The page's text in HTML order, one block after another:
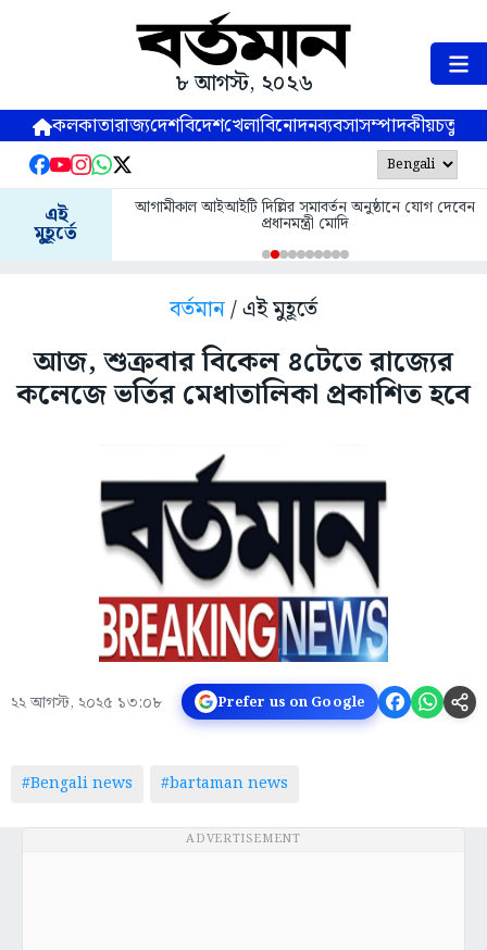
৮ আগস্ট, ২০২৬
কলকাতারাজ্যদেশবিদেশখেলাবিনোদনব্যবসাসম্পাদকীয়
এই
মুহূর্তে
আগামীকাল আইআইটি দিল্লির সমাবর্তন অনুষ্ঠানে যোগ দেবেন
প্রধানমন্ত্রী মোদি
বর্তমান/ এই মুহূর্তে
আজ, শুক্রবার বিকেল ৪টেতে রাজ্যের
কলেজে ভর্তির মেধাতালিকা প্রকাশিত হবে
২২ আগস্ট, ২০২৫ ১৩:০৮ Prefer us on Google
#Bengali news #bartaman news
ADVERTISEMENT